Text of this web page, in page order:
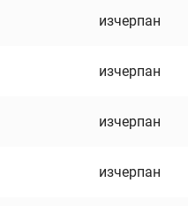
изчерпан
изчерпан
изчерпан
изчерпан